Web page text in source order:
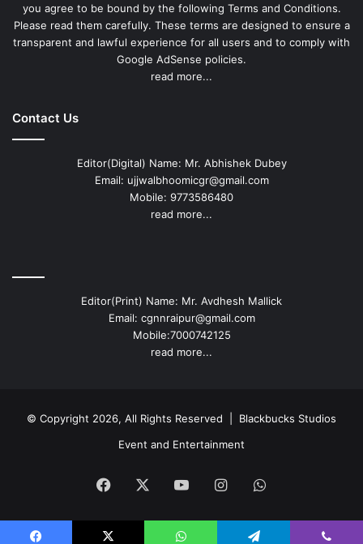
you agree to be bound by the following Terms and Conditions.
Please read them carefully. These terms are designed to ensure a
transparent and lawful experience for all users and to comply with
Google AdSense policies.
read more...
Contact Us
Editor(Digital) Name: Mr. Abhishek Dubey
Email: ujjwalbhoomicgr@gmail.com
Mobile: 9773586480
read more...
Editor(Print) Name: Mr. Avdhesh Mallick
Email: cgnnraipur@gmail.com
Mobile:7000742125
read more...
© Copyright 2026, All Rights Reserved | Blackbucks Studios
Event and Entertainment
Facebook YouTubeInstagramWhatsApp